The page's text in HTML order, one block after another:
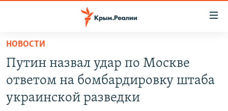
Вернуться
основному
содержанию
СПЕЦПРОЕКТЫ
НОВОСТИ
Путин назвал удар по Москве
ответом на бомбардировку штаба
украинской разведки